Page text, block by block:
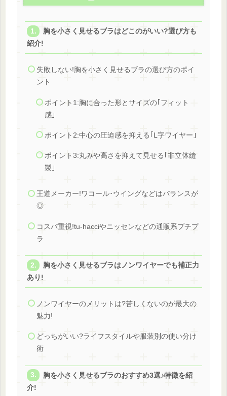
胸を小さく見せるブラはどこのがいい?選び方も
紹介!
失敗しない!胸を小さく見せるブラの選び方のポイ
ント
ポイント1:胸に合った形とサイズの｢フィット
感｣
ポイント2:中心の圧迫感を抑える｢L字ワイヤー｣
ポイント3:丸みや高さを抑えて見せる｢非立体縫
製｣
王道メーカー!ワコール･ウイングなどはバランスが
◎
コスパ重視!tu-hacciやニッセンなどの通販系プチプ
ラ
胸を小さく見せるブラはノンワイヤーでも補正力
あり!
ノンワイヤーのメリットは?苦しくないのが最大の
魅力!
どっちがいい?ライフスタイルや服装別の使い分け
術
胸を小さく見せるブラのおすすめ3選♪特徴を紹
介!